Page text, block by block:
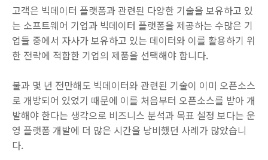
고객은 빅데이터 플랫폼과 관련된 다양한 기술을 보유하고 있
는 소프트웨어 기업과 빅데이터 플랫폼을 제공하는 수많은 기
업들 중에서 자사가 보유하고 있는 데이터와 이를 활용하기 위
한 전략에 적합한 기업의 제품을 선택해야 합니다.
불과 몇 년 전만해도 빅데이터와 관련된 기술이 이미 오픈소스
로 개방되어 있었기 때문에 이를 처음부터 오픈소스를 받아 개
발해야 한다는 생각으로 비즈니스 분석과 목표 설정 보다는 운
영 플랫폼 개발에 더 많은 시간을 낭비했던 사례가 많았습니
다.